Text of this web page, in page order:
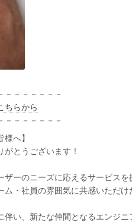
－－－－－－－
ちらから
－－－－－－－
へ】
とうございます！
ーのニーズに応えるサービスを
・社員の雰囲気に共感いただけ
い、新たな仲間となるエンジニ